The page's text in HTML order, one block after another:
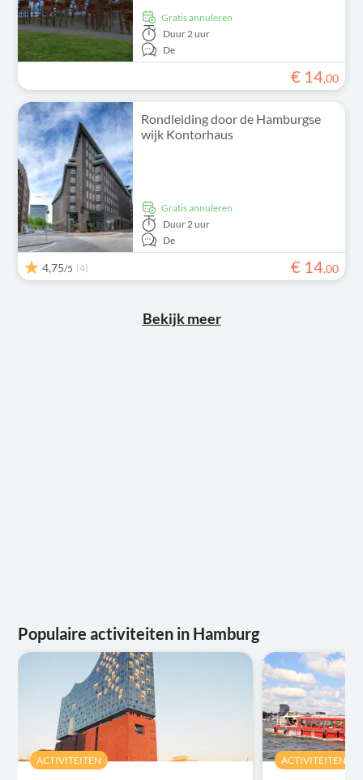
Gratis annuleren
Duur 2 uur
De
€ 14,00
Rondleiding door de Hamburgse
wijk Kontorhaus
Gratis annuleren
Duur 2 uur
De
4,75/5 (4) € 14,00
Bekijk meer
Populaire activiteiten in Hamburg
ACTIVITEITEN ACTIVITEITEN